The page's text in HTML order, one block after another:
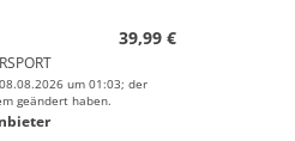
39,99 €
um 01:03; der
geändert haben.